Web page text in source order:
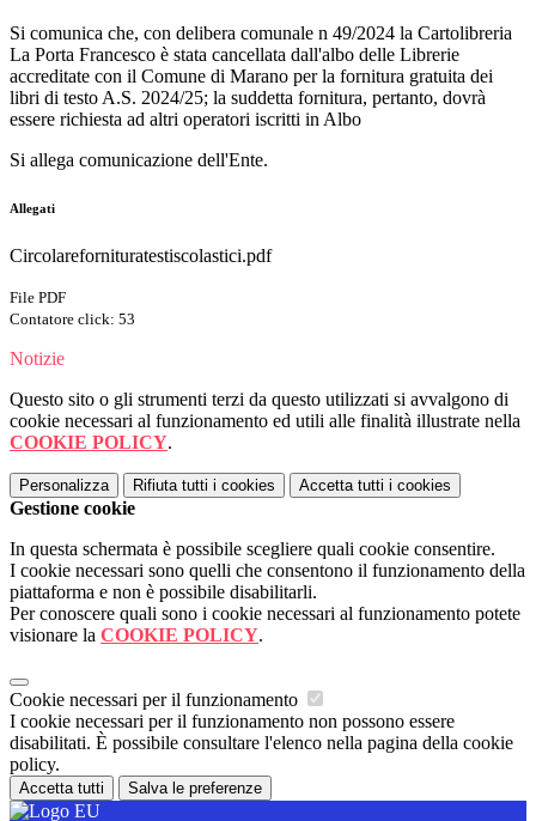
Si comunica che, con delibera comunale n 49/2024 la Cartolibreria
La Porta Francesco è stata cancellata dall'albo delle Librerie
accreditate con il Comune di Marano per la fornitura gratuita dei
libri di testo A.S. 2024/25; la suddetta fornitura, pertanto, dovrà
essere richiesta ad altri operatori iscritti in Albo
Si allega comunicazione dell'Ente.
Allegati
Circolarefornituratestiscolastici.pdf
File PDF
Contatore click: 53
Notizie
Questo sito o gli strumenti terzi da questo utilizzati si avvalgono di
cookie necessari al funzionamento ed utili alle finalità illustrate nella
COOKIE POLICY.
Personalizza Rifiuta tutti i cookies Accetta tutti i cookies
Gestione cookie
In questa schermata è possibile scegliere quali cookie consentire.
I cookie necessari sono quelli che consentono il funzionamento della
piattaforma e non è possibile disabilitarli.
Per conoscere quali sono i cookie necessari al funzionamento potete
visionare la COOKIE POLICY.
Cookie necessari per il funzionamento
I cookie necessari per il funzionamento non possono essere
disabilitati. È possibile consultare l'elenco nella pagina della cookie
policy.
Accetta tutti Salva le preferenze